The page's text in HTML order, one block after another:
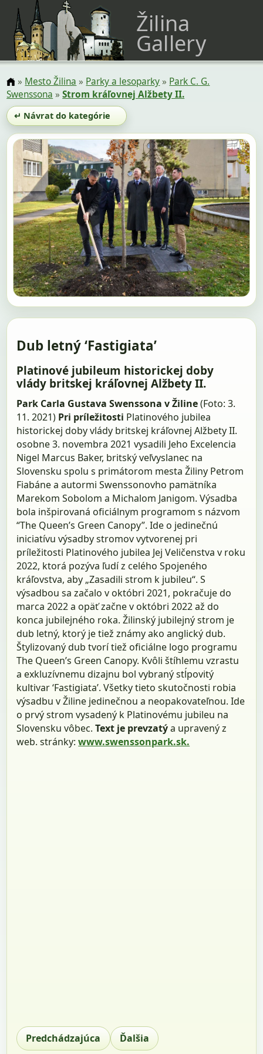
Žilina
Gallery
» Mesto Žilina » Parky a lesoparky» Park C. G.
Swenssona »Strom kráľovnej Alžbety II.
↵ Návrat do kategórie
Dub letný ‘Fastigiata’
Platinové jubileum historickej doby
vlády britskej kráľovnej Alžbety II.
Park Carla Gustava Swenssona v Žiline(Foto: 3.
11. 2021) Pri príležitosti Platinového jubilea
historickej doby vlády britskej kráľovnej Alžbety II.
osobne 3. novembra 2021 vysadili Jeho Excelencia
Nigel Marcus Baker, britský veľvyslanec na
Slovensku spolu s primátorom mesta Žiliny Petrom
Fiabáne a autormi Swenssonovho pamätníka
Marekom Sobolom a Michalom Janigom. Výsadba
bola inšpirovaná oficiálnym programom s názvom
“The Queen’s Green Canopy”. Ide o jedinečnú
iniciatívu výsadby stromov vytvorenej pri
príležitosti Platinového jubilea Jej Veličenstva v roku
2022, ktorá pozýva ľudí z celého Spojeného
kráľovstva, aby „Zasadili strom k jubileu“. S
výsadbou sa začalo v októbri 2021, pokračuje do
marca 2022 a opäť začne v októbri 2022 až do
konca jubilejného roka. Žilinský jubilejný strom je
dub letný, ktorý je tiež známy ako anglický dub.
Štylizovaný dub tvorí tiež oficiálne logo programu
The Queen’s Green Canopy. Kvôli štíhlemu vzrastu
a exkluzívnemu dizajnu bol vybraný stĺpovitý
kultivar ‘Fastigiata’. Všetky tieto skutočnosti robia
výsadbu v Žiline jedinečnou a neopakovateľnou. Ide
o prvý strom vysadený k Platinovému jubileu na
Slovensku vôbec.Text je prevzatýa upravený z
web. stránky:www.swenssonpark.sk.
Predchádzajúca Ďalšia